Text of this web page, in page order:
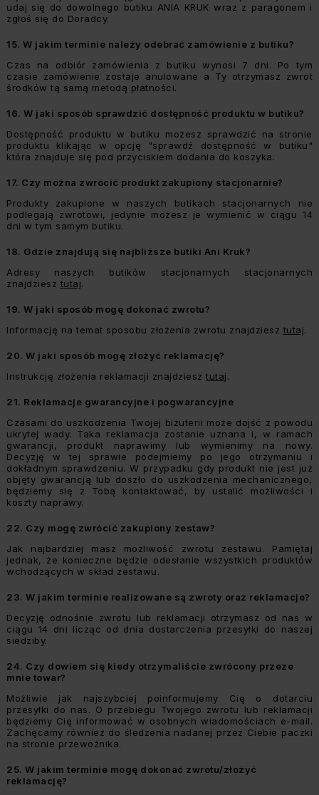
udaj się do dowolnego butiku ANIA KRUK wraz z paragonem i
zgłoś się do Doradcy.
15. W jakim terminie należy odebrać zamówienie z butiku?
Czas na odbiór zamówienia z butiku wynosi 7 dni. Po tym
czasie zamówienie zostaje anulowane a Ty otrzymasz zwrot
środków tą samą metodą płatności.
16. W jaki sposób sprawdzić dostępność produktu w butiku?
Dostępność produktu w butiku możesz sprawdzić na stronie
produktu klikając w opcję "sprawdź dostępność w butiku"
która znajduje się pod przyciskiem dodania do koszyka.
17. Czy można zwrócić produkt zakupiony stacjonarnie?
Produkty zakupione w naszych butikach stacjonarnych nie
podlegają zwrotowi, jedynie możesz je wymienić w ciągu 14
dni w tym samym butiku.
18. Gdzie znajdują się najbliższe butiki Ani Kruk?
Adresy naszych butików stacjonarnych stacjonarnych
znajdziesz tutaj.
19. W jaki sposób mogę dokonać zwrotu?
Informację na temat sposobu złożenia zwrotu znajdziesz tutaj.
20. W jaki sposób mogę złożyć reklamację?
Instrukcję złożenia reklamacji znajdziesz tutaj.
21. Reklamacje gwarancyjne i pogwarancyjne
Czasami do uszkodzenia Twojej biżuterii może dojść z powodu
ukrytej wady. Taka reklamacja zostanie uznana i, w ramach
gwarancji, produkt naprawimy lub wymienimy na nowy.
Decyzję w tej sprawie podejmiemy po jego otrzymaniu i
dokładnym sprawdzeniu. W przypadku gdy produkt nie jest już
objęty gwarancją lub doszło do uszkodzenia mechanicznego,
będziemy się z Tobą kontaktować, by ustalić możliwości i
koszty naprawy.
22. Czy mogę zwrócić zakupiony zestaw?
Jak najbardziej masz możliwość zwrotu zestawu. Pamiętaj
jednak, że konieczne będzie odesłanie wszystkich produktów
wchodzących w skład zestawu.
23. W jakim terminie realizowane są zwroty oraz reklamacje?
Decyzję odnośnie zwrotu lub reklamacji otrzymasz od nas w
ciągu 14 dni licząc od dnia dostarczenia przesyłki do naszej
siedziby.
24. Czy dowiem się kiedy otrzymaliście zwrócony przeze
mnie towar?
Możliwie jak najszybciej poinformujemy Cię o dotarciu
przesyłki do nas. O przebiegu Twojego zwrotu lub reklamacji
będziemy Cię informować w osobnych wiadomościach e-mail.
Zachęcamy również do śledzenia nadanej przez Ciebie paczki
na stronie przewoźnika.
25. W jakim terminie mogę dokonać zwrotu/złożyć
reklamację?